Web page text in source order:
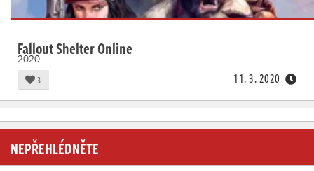
Fallout Shelter Online
2020
3 11. 3. 2020
NEPŘEHLÉDNĚTE